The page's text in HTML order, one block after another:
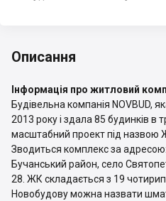
Описання
Інформація про житловий
Будівельна компанія NOVBUD,
2013 року і здала 85 будинків в
масштабний проект під назвою
Зводиться комплекс за
Бучанський район, село
28. ЖК складається з 19
Новобудову можна назвати